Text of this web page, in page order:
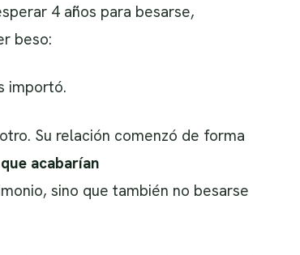
4 años para besarse,
beso:
importó.
Su relación comenzó de forma
acabarían
sino que también no besarse